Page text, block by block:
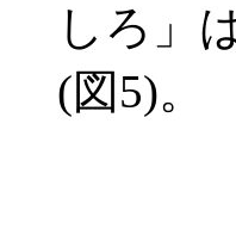
しろ」
(図5)。